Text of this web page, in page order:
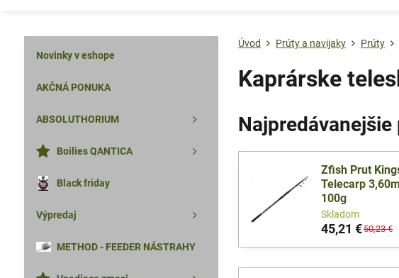
Úvod Prúty a navijaky Prúty
Kaprárske
Zfish Prut
Telecarp
100g
Skladom
45,21 €50,23 €
Novinky v eshope
AKČNÁ PONUKA
ABSOLUTHORIUM
Boilies QANTICA
Black friday
Výpredaj
METHOD - FEEDER NÁSTRAHY